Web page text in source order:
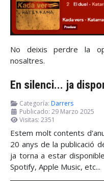
No deixis perdre la
nosaltres.
En silenci... ja
Categoría: Darrers
Publicado: 29 Marzo 2025
Visitas: 2351
Estem molt contents
20 anys de la publicació
ja torna a estar
Spotify, Apple Music, etc...